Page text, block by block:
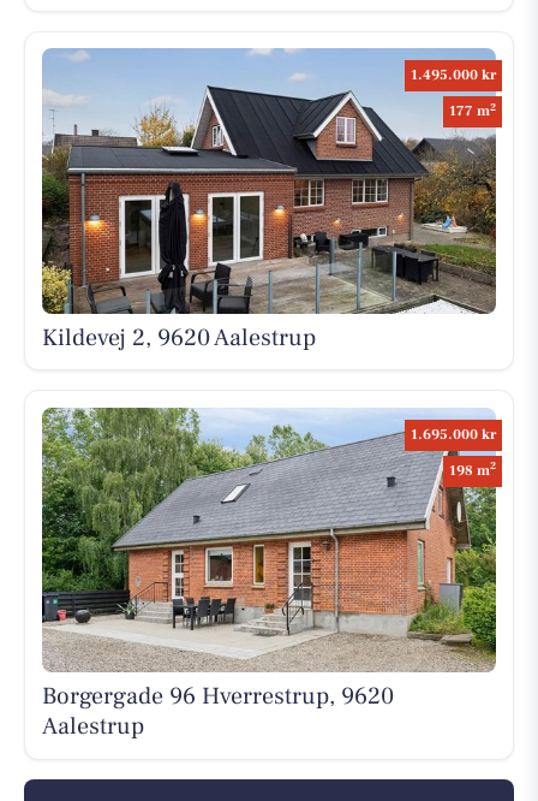
1.495.000 kr
177 m2
Kildevej 2, 9620 Aalestrup
1.695.000 kr
198 m2
Borgergade 96 Hverrestrup, 9620
Aalestrup